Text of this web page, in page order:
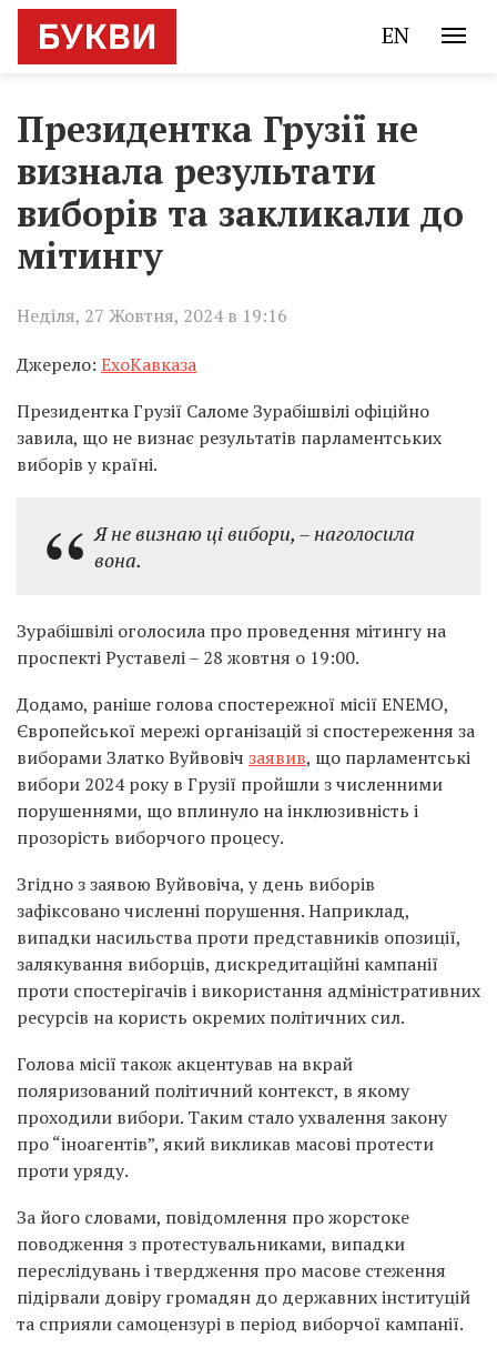
EN
Президентка Грузії не
визнала результати
виборів та закликали до
мітингу
Неділя, 27 Жовтня, 2024 в 19:16
Джерело: ЕхоКавказа
Президентка Грузії Саломе Зурабішвілі офіційно
завила, що не визнає результатів парламентських
виборів у країні.
Я не визнаю ці вибори, – наголосила
вона.
Зурабішвілі оголосила про проведення мітингу на
проспекті Руставелі – 28 жовтня о 19:00.
Додамо, раніше голова спостережної місії ENEMO,
Європейської мережі організацій зі спостереження за
виборами Златко Вуйвовіч заявив, що парламентські
вибори 2024 року в Грузії пройшли з численними
порушеннями, що вплинуло на інклюзивність і
прозорість виборчого процесу.
Згідно з заявою Вуйвовіча, у день виборів
зафіксовано численні порушення. Наприклад,
випадки насильства проти представників опозиції,
залякування виборців, дискредитаційні кампанії
проти спостерігачів і використання адміністративних
ресурсів на користь окремих політичних сил.
Голова місії також акцентував на вкрай
поляризований політичний контекст, в якому
проходили вибори. Таким стало ухвалення закону
про “іноагентів”, який викликав масові протести
проти уряду.
За його словами, повідомлення про жорстоке
поводження з протестувальниками, випадки
переслідувань і твердження про масове стеження
підірвали довіру громадян до державних інституцій
та сприяли самоцензурі в період виборчої кампанії.